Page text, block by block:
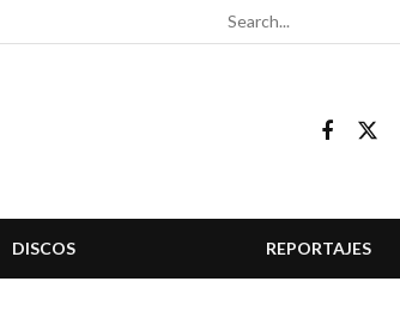
DISCOS REPORTAJES